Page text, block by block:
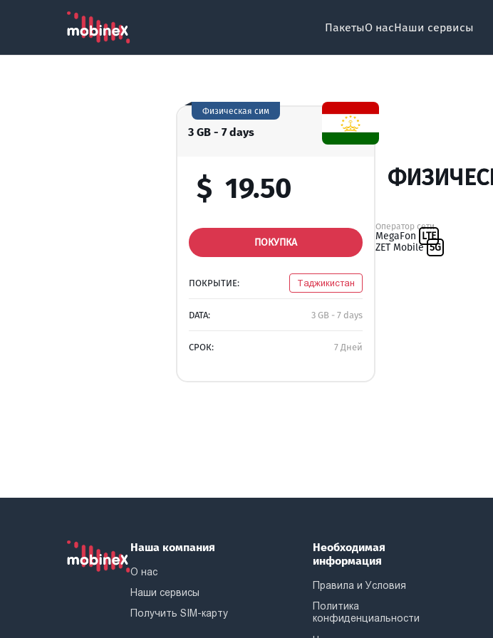
ПакетыО насНаши сервисы
3 GB - 7 days
Физическая сим
$ 19.50
ПОКУПКА
ПОКРЫТИЕ: Таджикистан
DATA: 3 GB - 7 days
СРОК: 7 Дней
Оператор сети
MegaFon LTE
ZET Mobile 5G
Наша компания
О нас
Наши сервисы
Получить SIM-карту
Необходимая
информация
Правила и Условия
Политика
конфиденциальности